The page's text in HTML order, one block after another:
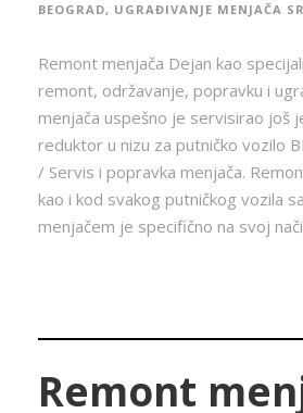
BEOGRAD, UGRAĐIVANJE MENJAČA
Remont menjača Dejan kao
remont, održavanje, popravku i
menjača uspešno je servisirao još
reduktor u nizu za putničko vozilo
/ Servis i popravka menjača.
kao i kod svakog putničkog vozila
menjačem je specifično na svoj
Remont